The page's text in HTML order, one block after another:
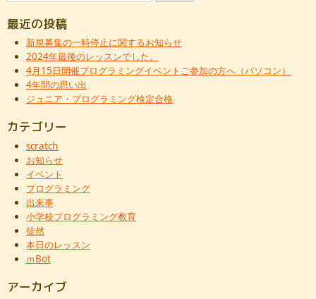
索:
最近の投稿
新規募集の一時停止に関するお知らせ
2024年最後のレッスンでした。
4月15日開催プログラミングイベントご参加の方へ（パソコン）
4年間の思い出
ジュニア・プログラミング検定合格
カテゴリー
scratch
お知らせ
イベント
プログラミング
出来事
小学校プログラミング教育
徒然
本日のレッスン
ｍBot
アーカイブ